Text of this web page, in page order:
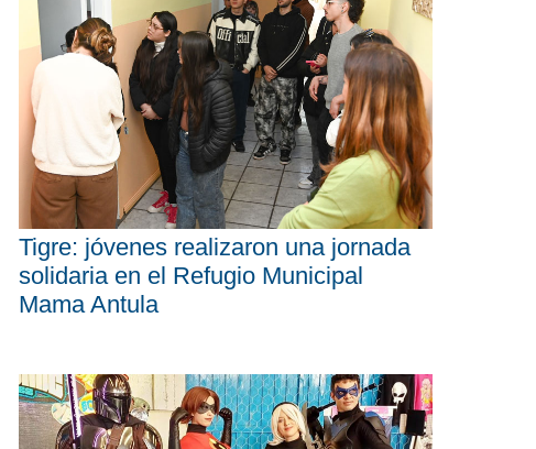
Tigre: jóvenes realizaron una jornada
solidaria en el Refugio Municipal
Mama Antula